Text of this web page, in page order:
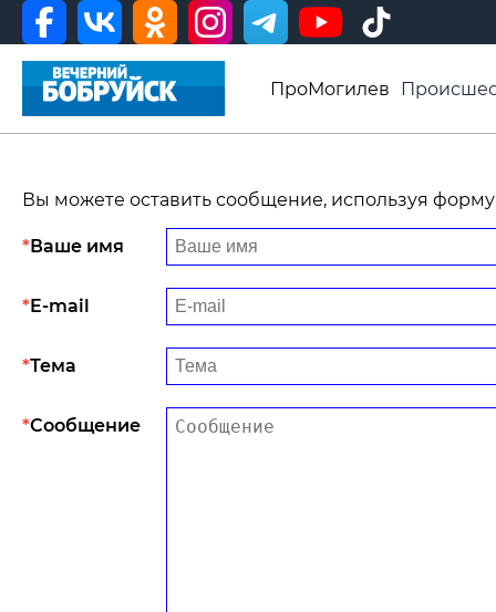
ПроМогилев
Видео ВБ
Вы можете оставить сообщение, используя
Ваше имя
E-mail
Тема
Сообщение